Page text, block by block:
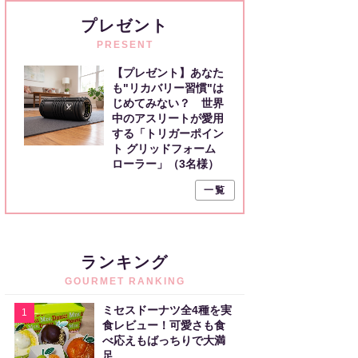
プレゼント
PRESENT
【プレゼント】あなた
も"リカバリー習慣"は
じめてみない？ 世界
中のアスリートが愛用
する「トリガーポイン
ト グリッドフォーム
ローラー」（3名様）
一覧
ランキング
GOURMET RANKING
1
ミセスドーナツ全4種を実
食レビュー！可愛さも食
べ応えもばっちりで大満